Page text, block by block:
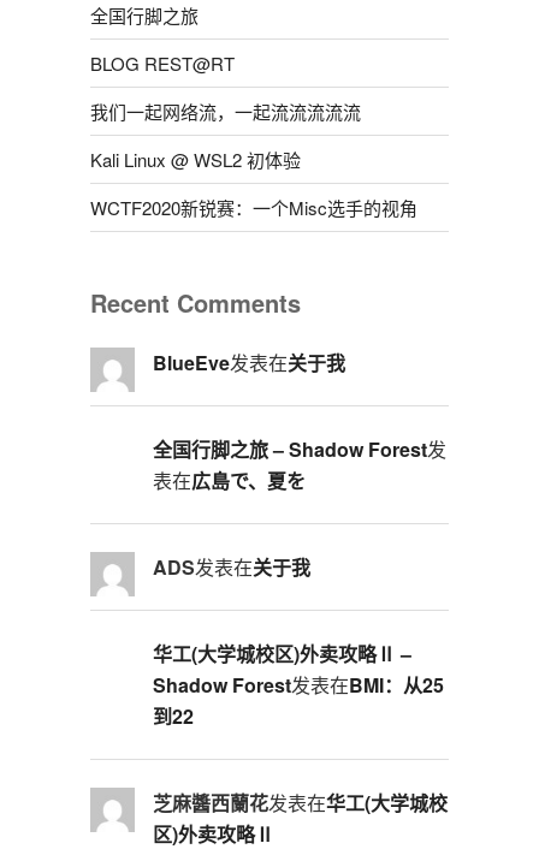
全国行脚之旅
BLOG REST@RT
我们一起网络流，一起流流流流流
Kali Linux @ WSL2 初体验
WCTF2020新锐赛：一个Misc选手的视角
Recent Comments
BlueEve发表在关于我
全国行脚之旅 – Shadow Forest发
表在広島で、夏を
ADS发表在关于我
华工(大学城校区)外卖攻略Ⅱ –
Shadow Forest发表在BMI：从25
到22
芝麻醬西蘭花发表在华工(大学城校
区)外卖攻略Ⅱ